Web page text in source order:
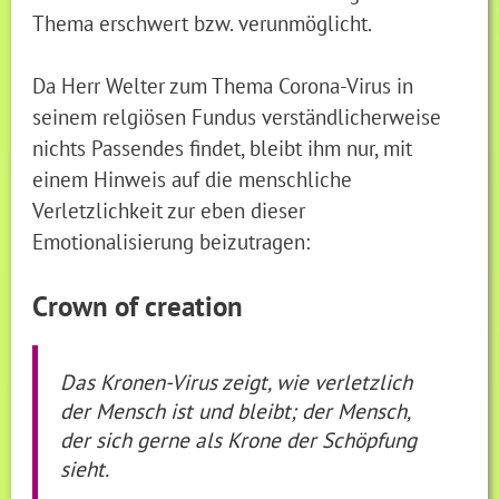
Thema erschwert bzw. verunmöglicht.
Da Herr Welter zum Thema Corona-Virus in
seinem relgiösen Fundus verständlicherweise
nichts Passendes findet, bleibt ihm nur, mit
einem Hinweis auf die menschliche
Verletzlichkeit zur eben dieser
Emotionalisierung beizutragen:
Crown of creation
Das Kronen-Virus zeigt, wie verletzlich
der Mensch ist und bleibt; der Mensch,
der sich gerne als Krone der Schöpfung
sieht.